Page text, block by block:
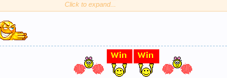
Chúc ace thắng lợi
Click to expand...